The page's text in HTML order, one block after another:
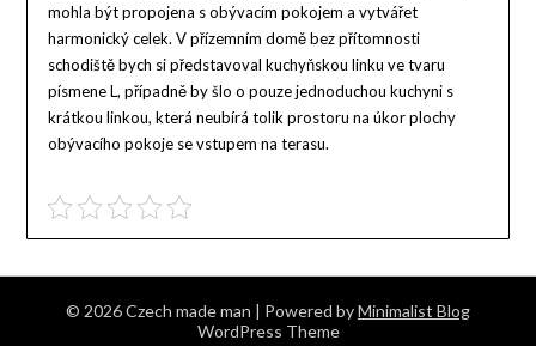
mohla být propojena s obývacím pokojem a vytvářet
harmonický celek. V přízemním domě bez přítomnosti
schodiště bych si představoval kuchyňskou linku ve tvaru
písmene L, případně by šlo o pouze jednoduchou kuchyni s
krátkou linkou, která neubírá tolik prostoru na úkor plochy
obývacího pokoje se vstupem na terasu.
© 2026 Czech made man | Powered byMinimalist Blog
WordPress Theme